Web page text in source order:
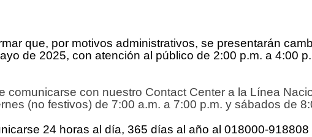
que, por motivos administrativos, se presentarán
de 2025, con atención al público de 2:00 p.m. a 4:00
comunicarse con nuestro Contact Center a la Línea
(no festivos) de 7:00 a.m. a 7:00 p.m. y sábados de
24 horas al día, 365 días al año al 018000-